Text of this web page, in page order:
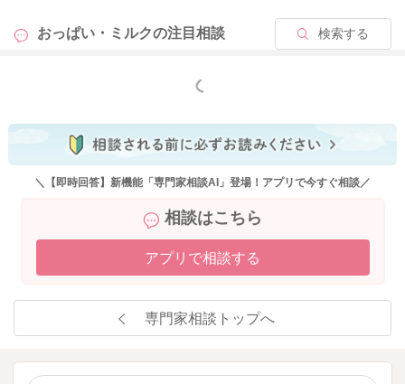
おっぱい・ミルクの注目相談 検索する
もっと見る
＼【即時回答】新機能「専門家相談AI」登場！アプリで今すぐ相談／
相談はこちら
アプリで相談する
専門家相談トップへ